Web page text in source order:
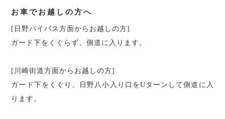
お車でお越しの方へ
[日野バイパス方面からお越しの方]
ガード下をくぐらず、側道に入ります。
[川崎街道方面からお越しの方]
ガード下をくぐり、日野八小入り口をUターンして側道に入
ります。